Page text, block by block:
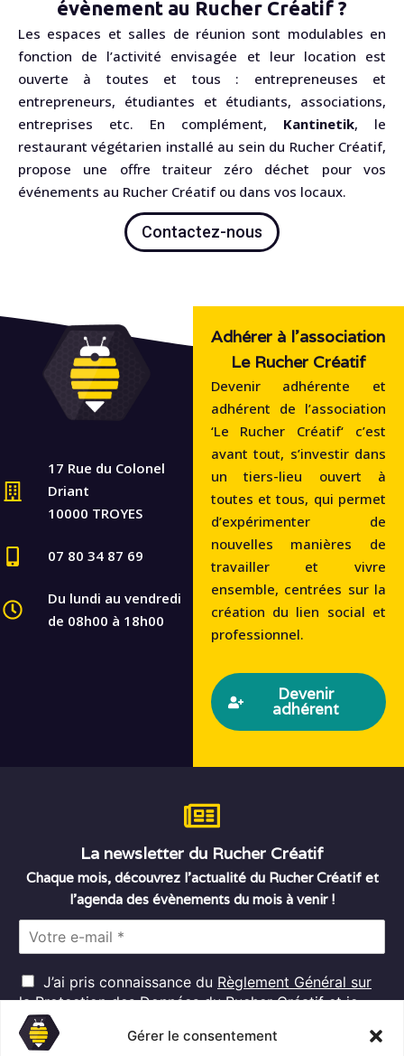
Gérer le consentement
évènement au Rucher Créatif ?
Les espaces et salles de réunion sont modulables en
fonction de l’activité envisagée et leur location est
ouverte à toutes et tous : entrepreneuses et
entrepreneurs, étudiantes et étudiants, associations,
entreprises etc. En complément, Kantinetik, le
restaurant végétarien installé au sein du Rucher Créatif,
propose une offre traiteur zéro déchet pour vos
événements au Rucher Créatif ou dans vos locaux.
Contactez-nous
17 Rue du Colonel
Driant
10000 TROYES
07 80 34 87 69
Du lundi au vendredi
de 08h00 à 18h00
Adhérer à l'association
Le Rucher Créatif
Devenir adhérente et
adhérent de l’association
‘Le Rucher Créatif‘ c’est
avant tout, s’investir dans
un tiers-lieu ouvert à
toutes et tous, qui permet
d’expérimenter de
nouvelles manières de
travailler et vivre
ensemble, centrées sur la
création du lien social et
professionnel.
Devenir
adhérent
La newsletter du Rucher Créatif
Chaque mois, découvrez l’actualité du Rucher Créatif et
l’agenda des évènements du mois à venir !
l
*
R
G
D
P
J’ai pris connaissance du Règlement Général sur
la Protection des Donnéesdu Rucher Créatif et je
consens au traitement de mes données personnelles
dans ces conditions.*